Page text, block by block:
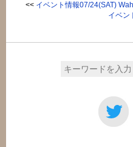
<< イベント情報07/24(SAT)
イベン